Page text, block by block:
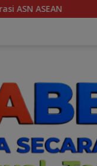
Penghargaan